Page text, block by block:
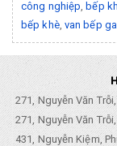
công nghiệp ,bếp
bếp khè, van bếp
271, Nguyễn Văn
271, Nguyễn Văn
431, Nguyễn Kiệm,